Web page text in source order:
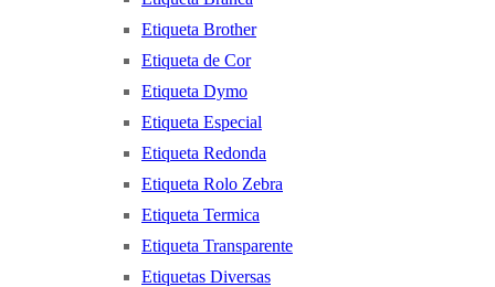
Etiqueta Brother
Etiqueta de Cor
Etiqueta Dymo
Etiqueta Especial
Etiqueta Redonda
Etiqueta Rolo Zebra
Etiqueta Termica
Etiqueta Transparente
Etiquetas Diversas